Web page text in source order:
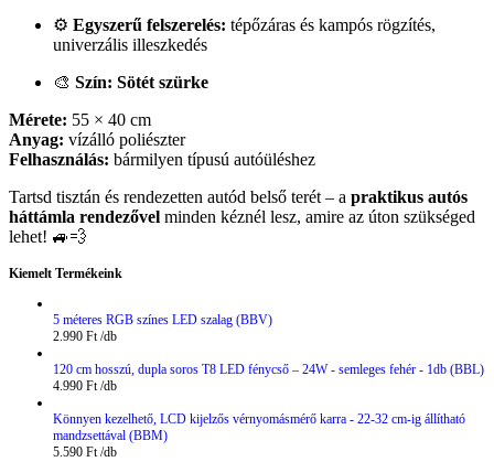
⚙️ Egyszerű felszerelés: tépőzáras és kampós rögzítés,
univerzális illeszkedés
🎨 Szín: Sötét szürke
Mérete: 55 × 40 cm
Anyag: vízálló poliészter
Felhasználás: bármilyen típusú autóüléshez
Tartsd tisztán és rendezetten autód belső terét – a praktikus autós
háttámla rendezővel minden kéznél lesz, amire az úton szükséged
lehet! 🚙💨
Kiemelt Termékeink
5 méteres RGB színes LED szalag (BBV)
2.990 Ft
120 cm hosszú, dupla soros T8 LED fénycső – 24W - semleges fehér - 1db (BBL)
4.990 Ft
Könnyen kezelhető, LCD kijelzős vérnyomásmérő karra - 22-32 cm-ig állítható
mandzsettával (BBM)
5.590 Ft